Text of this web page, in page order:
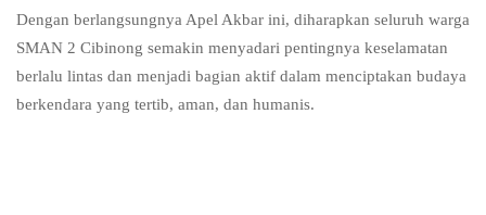
Dengan berlangsungnya Apel Akbar ini, diharapkan seluruh warga
SMAN 2 Cibinong semakin menyadari pentingnya keselamatan
berlalu lintas dan menjadi bagian aktif dalam menciptakan budaya
berkendara yang tertib, aman, dan humanis.